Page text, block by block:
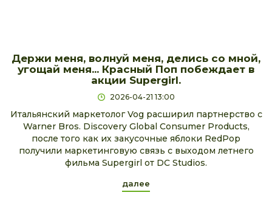
Держи меня, волнуй меня, делись со мной,
угощай меня... Красный Поп побеждает в
акции Supergirl.
2026-04-21 13:00
Итальянский маркетолог Vog расширил партнерство с
Warner Bros. Discovery Global Consumer Products,
после того как их закусочные яблоки RedPop
получили маркетинговую связь с выходом летнего
фильма Supergirl от DC Studios.
далее